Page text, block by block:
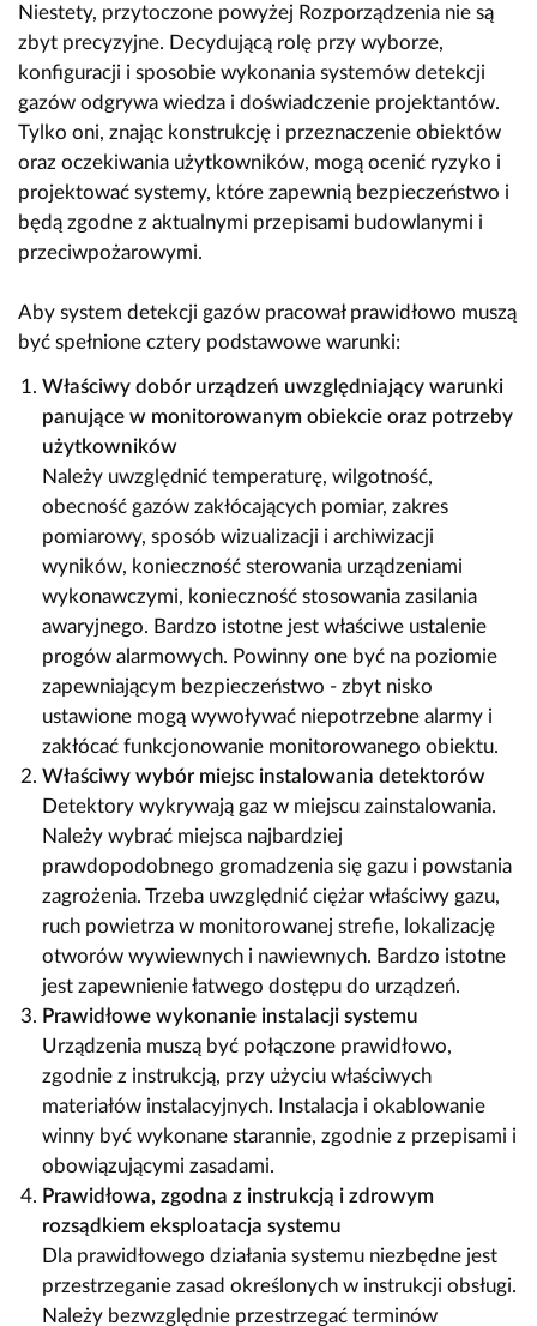
Niestety, przytoczone powyżej Rozporządzenia nie są
zbyt precyzyjne. Decydującą rolę przy wyborze,
konfiguracji i sposobie wykonania systemów detekcji
gazów odgrywa wiedza i doświadczenie projektantów.
Tylko oni, znając konstrukcję i przeznaczenie obiektów
oraz oczekiwania użytkowników, mogą ocenić ryzyko i
projektować systemy, które zapewnią bezpieczeństwo i
będą zgodne z aktualnymi przepisami budowlanymi i
przeciwpożarowymi.
Aby system detekcji gazów pracował prawidłowo muszą
być spełnione cztery podstawowe warunki:
Właściwy dobór urządzeń uwzględniający warunki
panujące w monitorowanym obiekcie oraz potrzeby
użytkowników
Należy uwzględnić temperaturę, wilgotność,
obecność gazów zakłócających pomiar, zakres
pomiarowy, sposób wizualizacji i archiwizacji
wyników, konieczność sterowania urządzeniami
wykonawczymi, konieczność stosowania zasilania
awaryjnego. Bardzo istotne jest właściwe ustalenie
progów alarmowych. Powinny one być na poziomie
zapewniającym bezpieczeństwo - zbyt nisko
ustawione mogą wywoływać niepotrzebne alarmy i
zakłócać funkcjonowanie monitorowanego obiektu.
Właściwy wybór miejsc instalowania detektorów
Detektory wykrywają gaz w miejscu zainstalowania.
Należy wybrać miejsca najbardziej
prawdopodobnego gromadzenia się gazu i powstania
zagrożenia. Trzeba uwzględnić ciężar właściwy gazu,
ruch powietrza w monitorowanej strefie, lokalizację
otworów wywiewnych i nawiewnych. Bardzo istotne
jest zapewnienie łatwego dostępu do urządzeń.
Prawidłowe wykonanie instalacji systemu
Urządzenia muszą być połączone prawidłowo,
zgodnie z instrukcją, przy użyciu właściwych
materiałów instalacyjnych. Instalacja i okablowanie
winny być wykonane starannie, zgodnie z przepisami i
obowiązującymi zasadami.
Prawidłowa, zgodna z instrukcją i zdrowym
rozsądkiem eksploatacja systemu
Dla prawidłowego działania systemu niezbędne jest
przestrzeganie zasad określonych w instrukcji obsługi.
Należy bezwzględnie przestrzegać terminów